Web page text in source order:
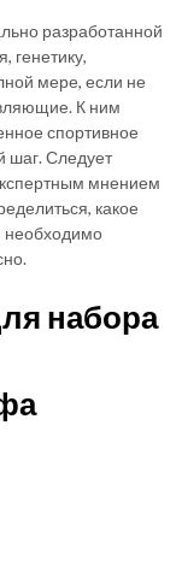
разработанной
генетику,
мере, если не
К ним
спортивное
шаг. Следует
мнением
какое
необходимо
набора